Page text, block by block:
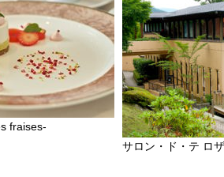
fraises-
サロン・ド・テ ロ